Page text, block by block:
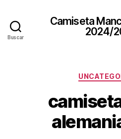
Buscar
Camiseta
2024/